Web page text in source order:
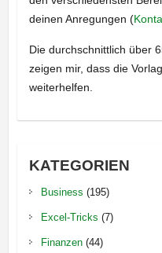
deinen Anregungen (
Die durchschnittlich über
zeigen mir, dass die
weiterhelfen.
KATEGORIEN
Business (195)
Excel-Tricks (7)
Finanzen(44)